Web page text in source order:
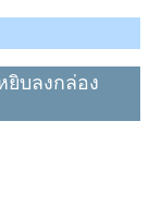
ยิบลงกล่อง